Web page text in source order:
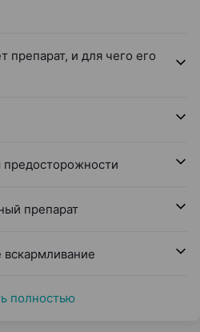
препарат, и для чего его
препарат
полностью